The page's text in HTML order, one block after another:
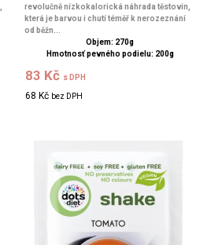
revolučně nízkokalorická náhrada těstovin,
která je barvou i chutí téměř k nerozeznání
od běžn...
Objem: 270g
Hmotnosť pevného podielu: 200g
83 Kč s DPH
68 Kč bez DPH